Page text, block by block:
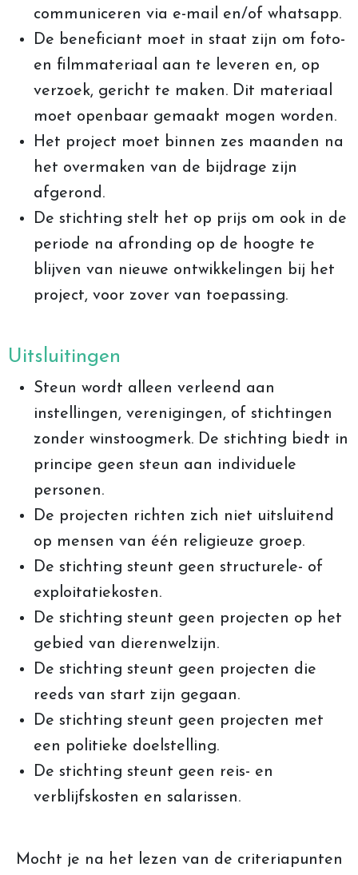
communiceren via e-mail en/of whatsapp.
De beneficiant moet in staat zijn om foto-
en filmmateriaal aan te leveren en, op
verzoek, gericht te maken. Dit materiaal
moet openbaar gemaakt mogen worden.
Het project moet binnen zes maanden na
het overmaken van de bijdrage zijn
afgerond.
De stichting stelt het op prijs om ook in de
periode na afronding op de hoogte te
blijven van nieuwe ontwikkelingen bij het
project, voor zover van toepassing.
Uitsluitingen
Steun wordt alleen verleend aan
instellingen, verenigingen, of stichtingen
zonder winstoogmerk. De stichting biedt in
principe geen steun aan individuele
personen.
De projecten richten zich niet uitsluitend
op mensen van één religieuze groep.
De stichting steunt geen structurele- of
exploitatiekosten.
De stichting steunt geen projecten op het
gebied van dierenwelzijn.
De stichting steunt geen projecten die
reeds van start zijn gegaan.
De stichting steunt geen projecten met
een politieke doelstelling.
De stichting steunt geen reis- en
verblijfskosten en salarissen.
Mocht je na het lezen van de criteriapunten